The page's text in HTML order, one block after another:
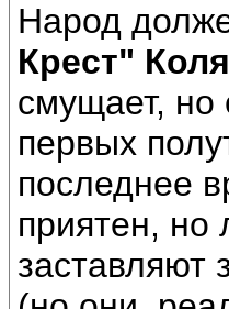
Народ
Крест"
смущает, но
первых
последнее
приятен, но
заставляют